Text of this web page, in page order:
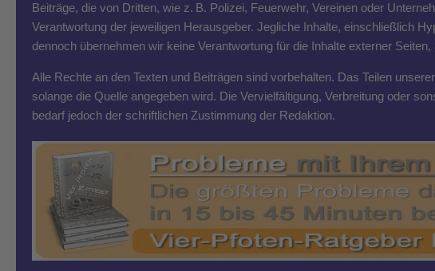
Beiträge, die von Dritten, wie z. B. Polizei, Feuerwehr, Vereinen oder
Verantwortung der jeweiligen Herausgeber. Jegliche Inhalte, einschließlich
dennoch übernehmen wir keine Verantwortung für die Inhalte externer
Alle Rechte an den Texten und Beiträgen sind vorbehalten. Das Teilen
solange die Quelle angegeben wird. Die Vervielfältigung, Verbreitung oder
bedarf jedoch der schriftlichen Zustimmung der Redaktion.